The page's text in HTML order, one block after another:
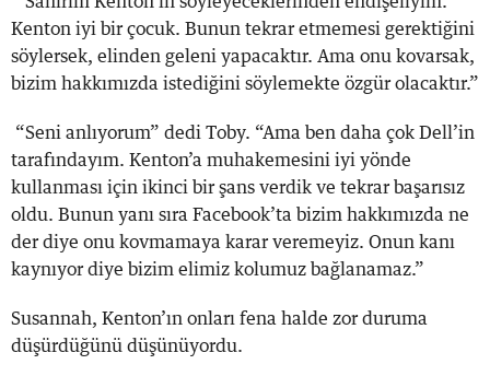
Kenton iyi bir çocuk. Bunun tekrar etmemesi gerektiğini
söylersek, elinden geleni yapacaktır. Ama onu kovarsak,
bizim hakkımızda istediğini söylemekte özgür olacaktır.”
“Seni anlıyorum” dedi Toby. “Ama ben daha çok Dell’in
tarafındayım. Kenton’a muhakemesini iyi yönde
kullanması için ikinci bir şans verdik ve tekrar başarısız
oldu. Bunun yanı sıra Facebook’ta bizim hakkımızda ne
der diye onu kovmamaya karar veremeyiz. Onun kanı
kaynıyor diye bizim elimiz kolumuz bağlanamaz.”
Susannah, Kenton’ın onları fena halde zor duruma
düşürdüğünü düşünüyordu.